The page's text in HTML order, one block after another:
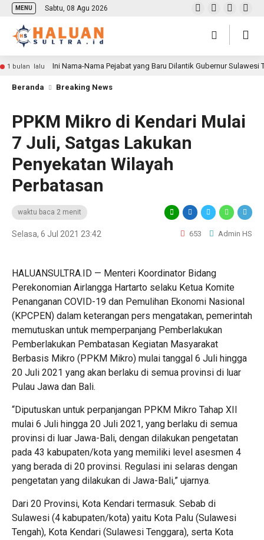
MENU Sabtu, 08 Agu 2026
1 bulan lalu Ini Nama-Nama Pejabat yang Baru Dilantik Gubernur Sulawesi
Beranda Breaking News
PPKM Mikro di Kendari Mulai
7 Juli, Satgas Lakukan
Penyekatan Wilayah
Perbatasan
waktu baca 2 menit
Selasa, 6 Jul 2021 23:42 653 Admin HS
HALUANSULTRA.ID — Menteri Koordinator Bidang
Perekonomian Airlangga Hartarto selaku Ketua Komite
Penanganan COVID-19 dan Pemulihan Ekonomi Nasional
(KPCPEN) dalam keterangan pers mengatakan, pemerintah
memutuskan untuk memperpanjang Pemberlakukan
Pemberlakukan Pembatasan Kegiatan Masyarakat
Berbasis Mikro (PPKM Mikro) mulai tanggal 6 Juli hingga
20 Juli 2021 yang akan berlaku di semua provinsi di luar
Pulau Jawa dan Bali.
“Diputuskan untuk perpanjangan PPKM Mikro Tahap XII
mulai 6 Juli hingga 20 Juli 2021, yang berlaku di semua
provinsi di luar Jawa-Bali, dengan dilakukan pengetatan
pada 43 kabupaten/kota yang memiliki level asesmen 4
yang berada di 20 provinsi. Regulasi ini selaras dengan
pengetatan yang dilakukan di Jawa-Bali,” ujarnya.
Dari 20 Provinsi, Kota Kendari termasuk. Sebab di
Sulawesi (4 kabupaten/kota) yaitu Kota Palu (Sulawesi
Tengah), Kota Kendari (Sulawesi Tenggara), serta Kota